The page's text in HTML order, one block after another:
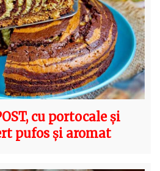
cu portocale și
pufos și aromat